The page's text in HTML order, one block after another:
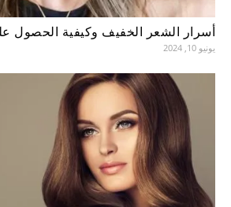
أسرار الشعر الخفيف وكيفية الحصول
يونيو 10, 2024